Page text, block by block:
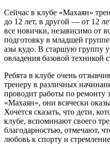
Сейчас в клубе «Махаян»
до 12 лет, в другой — от 12
все новички, независимо от
подготовку в младшей
азы кудо. В старшую группу
овладения базовой техникой
Ребята в клубе очень
тренеру в различных
проводит работы по ремонту
«Махаян», они всячески
Хочется сказать, что дети,
клубе, вспоминают своего
благодарностью, отмечают,
любовь к спорту и